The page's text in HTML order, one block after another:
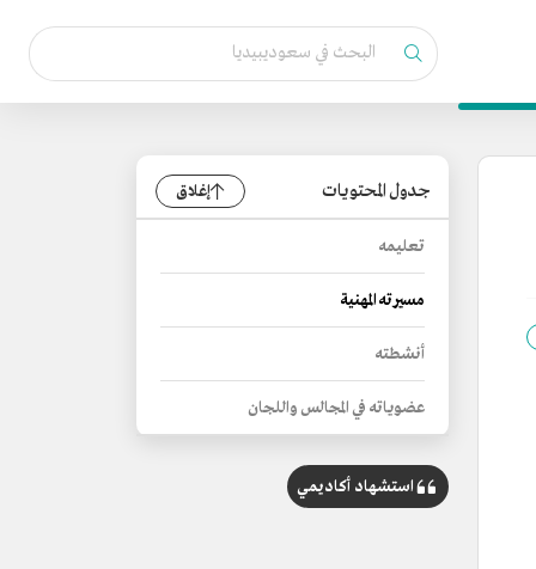
جدول المحتويات إغلاق
تعليمه
مسيرته المهنية
أنشطته
عضوياته في المجالس واللجان
استشهاد أكاديمي